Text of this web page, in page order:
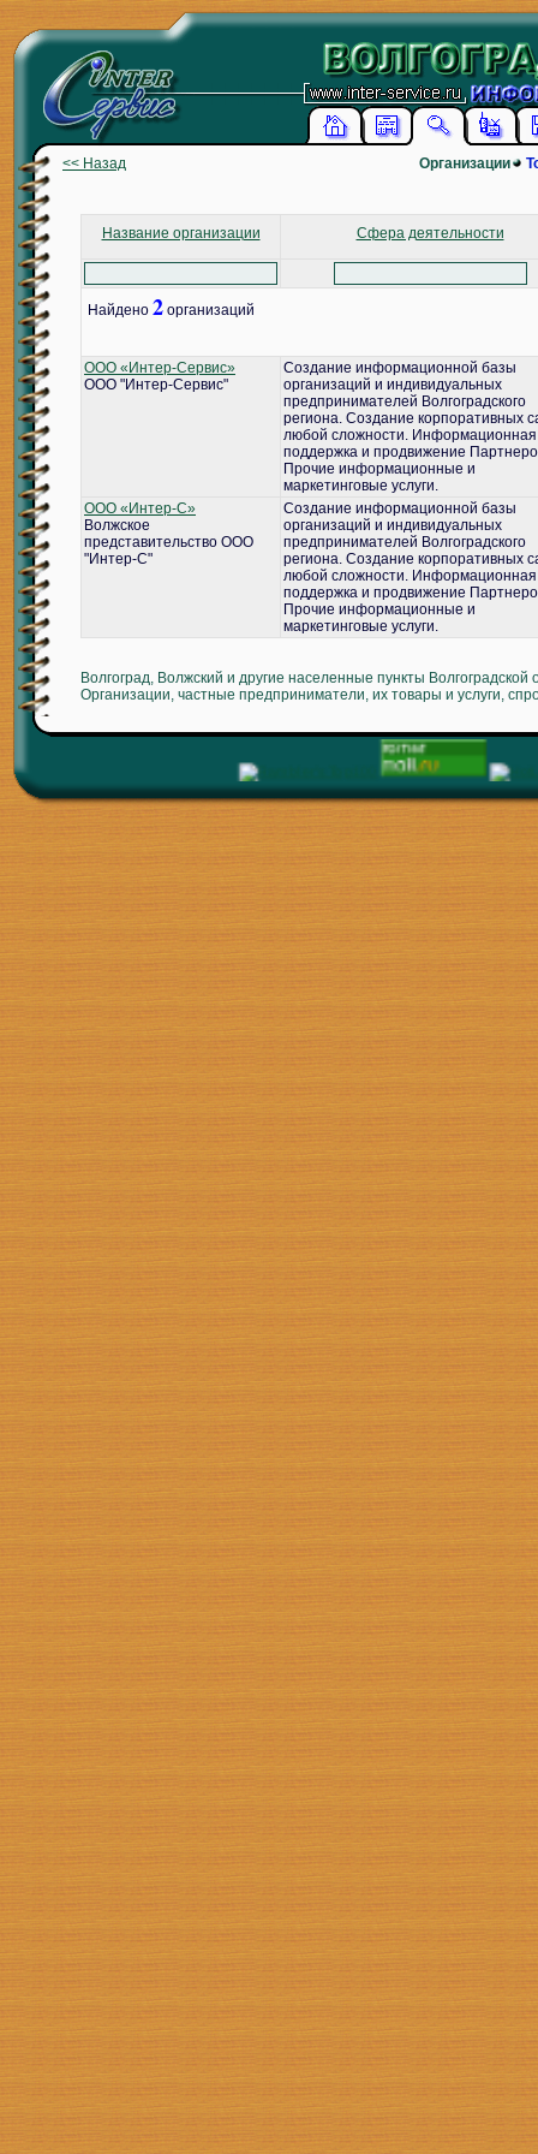
<< Назад Организации
Название организации Сфера деятельности
Найдено 2 организаций
ООО «Интер-Сервис»
ООО "Интер-Сервис"
Создание информационной базы
организаций и индивидуальных
предпринимателей Волгоградского
региона. Создание корпоративных
любой сложности. Информационная
поддержка и продвижение
Прочие информационные и
маркетинговые услуги.
ООО «Интер-С»
Волжское
представительство ООО
"Интер-С"
Создание информационной базы
организаций и индивидуальных
предпринимателей Волгоградского
региона. Создание корпоративных
любой сложности. Информационная
поддержка и продвижение
Прочие информационные и
маркетинговые услуги.
Волгоград, Волжский и другие населенные пункты Волгоградской
Организации, частные предприниматели, их товары и услуги,